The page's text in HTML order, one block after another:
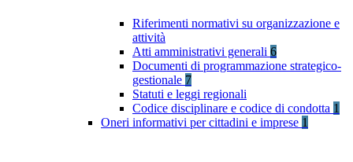
Riferimenti normativi su organizzazione e
attività
Atti amministrativi generali 6
Documenti di programmazione strategico-
gestionale 7
Statuti e leggi regionali
Codice disciplinare e codice di condotta 1
Oneri informativi per cittadini e imprese 1